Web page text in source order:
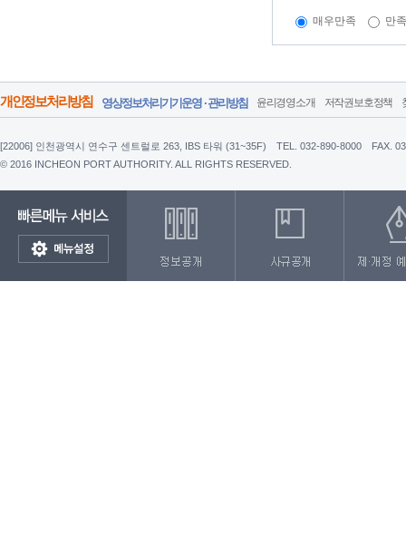
매우만족 만족
개인정보처리방침 영상정보처리기기운영 · 관리방침 윤리경영소개 저작권보호정책
[22006] 인천광역시 연수구 센트럴로 263, IBS 타워 (31~35F) TEL. 032-890-8000
FAX.
© 2016 INCHEON PORT AUTHORITY. ALL RIGHTS RESERVED.